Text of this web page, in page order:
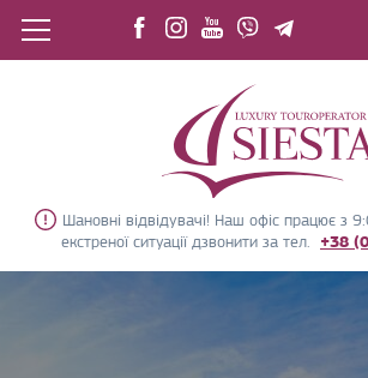
Шановні відвідувачі! Наш офіс працює з
екстреної ситуації дзвонити за тел. +38